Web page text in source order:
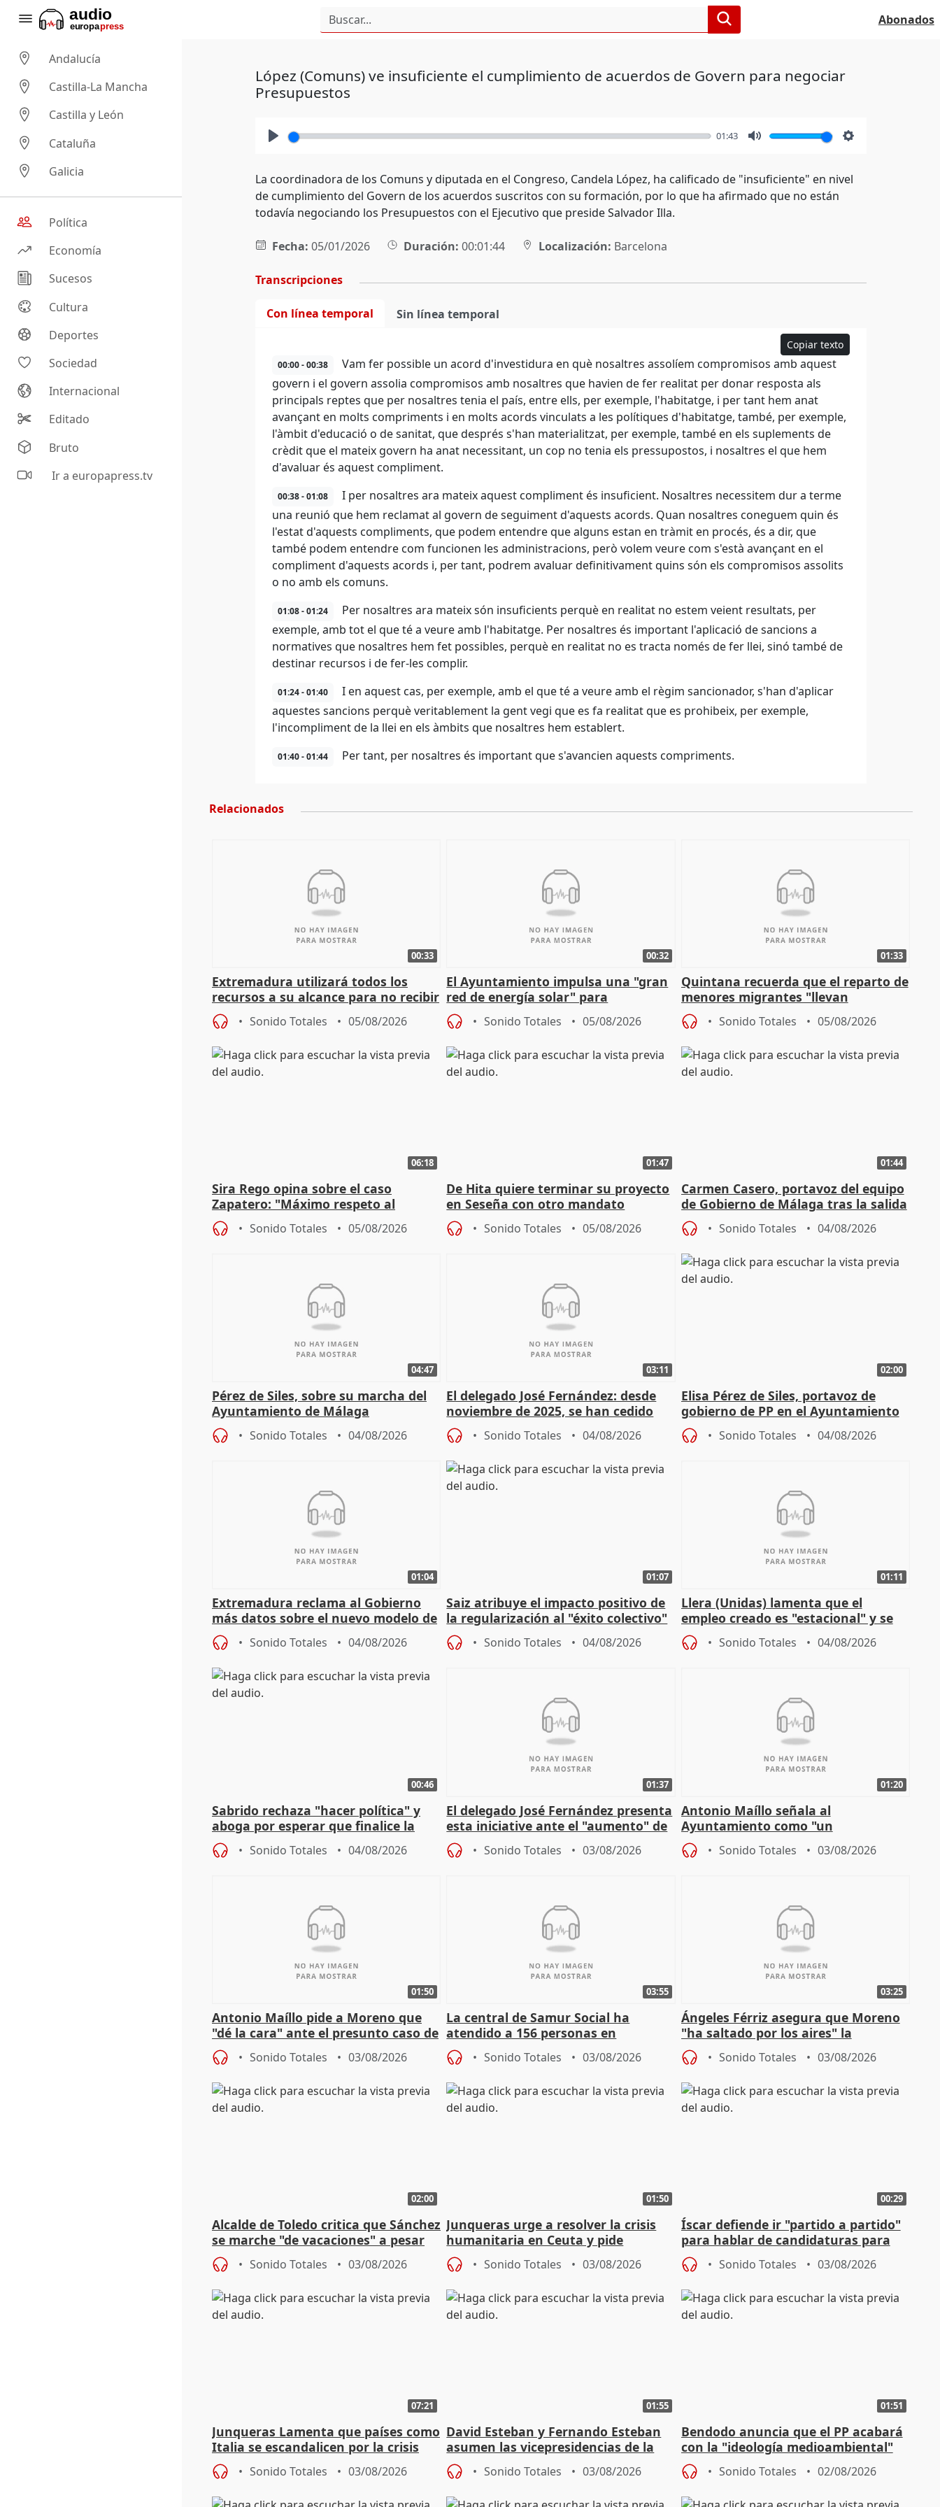
Abonados
Andalucía
Castilla-La Mancha
Castilla y León
Cataluña
Galicia
Política
Economía
Sucesos
Cultura
Deportes
Sociedad
Internacional
Editado
Bruto
Ir a europapress.tv
López (Comuns) ve insuficiente el cumplimiento de acuerdos de Govern para negociar
Presupuestos
01:43
La coordinadora de los Comuns y diputada en el Congreso, Candela López, ha calificado de "insuficiente" en nivel
de cumplimiento del Govern de los acuerdos suscritos con su formación, por lo que ha afirmado que no están
todavía negociando los Presupuestos con el Ejecutivo que preside Salvador Illa.
Fecha: 05/01/2026 Duración: 00:01:44 Localización: Barcelona
Transcripciones
Con línea temporal Sin línea temporal
Copiar texto
00:00 - 00:38
Vam fer possible un acord d'investidura en què nosaltres assolíem compromisos amb aquest
govern i el govern assolia compromisos amb nosaltres que havien de fer realitat per donar resposta als
principals reptes que per nosaltres tenia el país, entre ells, per exemple, l'habitatge, i per tant hem anat
avançant en molts compriments i en molts acords vinculats a les polítiques d'habitatge, també, per exemple,
l'àmbit d'educació o de sanitat, que després s'han materialitzat, per exemple, també en els suplements de
crèdit que el mateix govern ha anat necessitant, un cop no tenia els pressupostos, i nosaltres el que hem
d'avaluar és aquest compliment.
00:38 - 01:08
I per nosaltres ara mateix aquest compliment és insuficient. Nosaltres necessitem dur a terme
una reunió que hem reclamat al govern de seguiment d'aquests acords. Quan nosaltres coneguem quin és
l'estat d'aquests compliments, que podem entendre que alguns estan en tràmit en procés, és a dir, que
també podem entendre com funcionen les administracions, però volem veure com s'està avançant en el
compliment d'aquests acords i, per tant, podrem avaluar definitivament quins són els compromisos assolits
o no amb els comuns.
01:08 - 01:24
Per nosaltres ara mateix són insuficients perquè en realitat no estem veient resultats, per
exemple, amb tot el que té a veure amb l'habitatge. Per nosaltres és important l'aplicació de sancions a
normatives que nosaltres hem fet possibles, perquè en realitat no es tracta només de fer llei, sinó també de
destinar recursos i de fer-les complir.
01:24 - 01:40
I en aquest cas, per exemple, amb el que té a veure amb el règim sancionador, s'han d'aplicar
aquestes sancions perquè veritablement la gent vegi que es fa realitat que es prohibeix, per exemple,
l'incompliment de la llei en els àmbits que nosaltres hem establert.
01:40 - 01:44 Per tant, per nosaltres és important que s'avancien aquests compriments.
Relacionados
00:33
Extremadura utilizará todos los
recursos a su alcance para no recibir
más menores migrantes
Sonido Totales 05/08/2026
00:32
El Ayuntamiento impulsa una "gran
red de energía solar" para
autoconsumo
Sonido Totales 05/08/2026
01:33
Quintana recuerda que el reparto de
menores migrantes "llevan
aportación del Gobierno" central
Sonido Totales 05/08/2026
06:18
Sira Rego opina sobre el caso
Zapatero: "Máximo respeto al
proceso judicial"
Sonido Totales 05/08/2026
01:47
De Hita quiere terminar su proyecto
en Seseña con otro mandato
Sonido Totales 05/08/2026
01:44
Carmen Casero, portavoz del equipo
de Gobierno de Málaga tras la salida
de Pérez de Siles
Sonido Totales 04/08/2026
04:47
Pérez de Siles, sobre su marcha del
Ayuntamiento de Málaga
Sonido Totales 04/08/2026
03:11
El delegado José Fernández: desde
noviembre de 2025, se han cedido
9.810 ayudas por nacimiento
Sonido Totales 04/08/2026
02:00
Elisa Pérez de Siles, portavoz de
gobierno de PP en el Ayuntamiento
de Málaga, deja la política
Sonido Totales 04/08/2026
01:04
Extremadura reclama al Gobierno
más datos sobre el nuevo modelo de
financiación
Sonido Totales 04/08/2026
01:07
Saiz atribuye el impacto positivo de
la regularización al "éxito colectivo"
del Gobierno
Sonido Totales 04/08/2026
01:11
Llera (Unidas) lamenta que el
empleo creado es "estacional" y se
"esfumará" al acabar el verano
Sonido Totales 04/08/2026
00:46
Sabrido rechaza "hacer política" y
aboga por esperar que finalice la
investigación del incendio
Sonido Totales 04/08/2026
01:37
El delegado José Fernández presenta
esta iniciative ante el "aumento" de
personas sin hogar en Madri
Sonido Totales 03/08/2026
01:20
Antonio Maíllo señala al
Ayuntamiento como "un
especulador más" sobre viviendas de
Jiménez Becerril
Sonido Totales 03/08/2026
01:50
Antonio Maíllo pide a Moreno que
"dé la cara" ante el presunto caso de
acoso del CEO de ADM
Sonido Totales 03/08/2026
03:55
La central de Samur Social ha
atendido a 156 personas en
situación de calle durante Campaña
de CalorSonido Totales 03/08/2026
03:25
Ángeles Férriz asegura que Moreno
"ha saltado por los aires" la
negociación tras acuerdo con SMA
Sonido Totales 03/08/2026
02:00
Alcalde de Toledo critica que Sánchez
se marche "de vacaciones" a pesar
de la crisis migratoria
Sonido Totales 03/08/2026
01:50
Junqueras urge a resolver la crisis
humanitaria en Ceuta y pide
responsabilidad a la UE
Sonido Totales 03/08/2026
00:29
Íscar defiende ir "partido a partido"
para hablar de candidaturas para
2027
Sonido Totales 03/08/2026
07:21
Junqueras Lamenta que países como
Italia se escandalicen por la crisis
migratoria
Sonido Totales 03/08/2026
01:55
David Esteban y Fernando Esteban
asumen las vicepresidencias de la
Diputación de Valladolid
Sonido Totales 03/08/2026
01:51
Bendodo anuncia que el PP acabará
con la "ideología medioambiental"
para regenerar las playas
Sonido Totales 02/08/2026